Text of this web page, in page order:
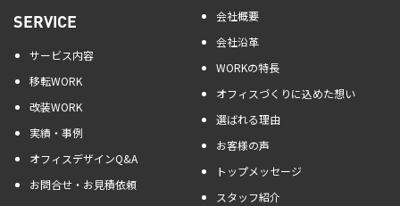
SERVICE
サービス内容
移転WORK
改装WORK
実績・事例
オフィスデザインQ&A
お問合せ・お見積依頼
会社概要
会社沿革
WORKの特長
オフィスづくりに込めた想い
選ばれる理由
お客様の声
トップメッセージ
スタッフ紹介